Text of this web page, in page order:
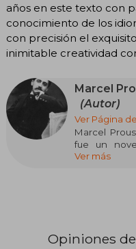
años en este texto con
conocimiento de los
con precisión el
inimitable creatividad
Marcel
(Autor)
Ver Página
Marcel
fue un
prestigioso
Ver más
Opiniones